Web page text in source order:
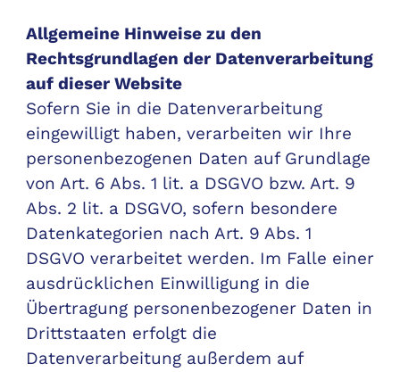
Allgemeine Hinweise zu den
Rechtsgrundlagen der Datenverarbeitung
auf dieser Website
Sofern Sie in die Datenverarbeitung
eingewilligt haben, verarbeiten wir Ihre
personenbezogenen Daten auf Grundlage
von Art. 6 Abs. 1 lit. a DSGVO bzw. Art. 9
Abs. 2 lit. a DSGVO, sofern besondere
Datenkategorien nach Art. 9 Abs. 1
DSGVO verarbeitet werden. Im Falle einer
ausdrücklichen Einwilligung in die
Übertragung personenbezogener Daten in
Drittstaaten erfolgt die
Datenverarbeitung außerdem auf